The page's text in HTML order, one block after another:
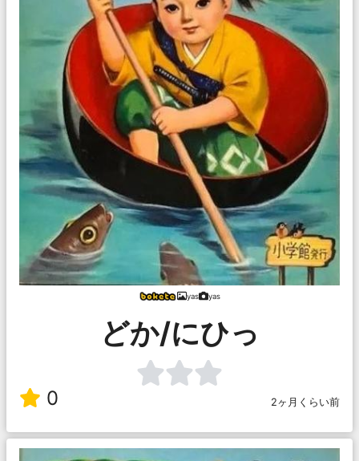
yas yas
どか/にひっ
0 2ヶ月くらい前